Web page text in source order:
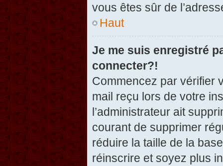
vous êtes sûr de
Haut
Je me suis enregistré
connecter?!
Commencez par vérifier
mail reçu lors de votre
l’administrateur ait
courant de supprimer
réduire la taille de la
réinscrire et soyez plus